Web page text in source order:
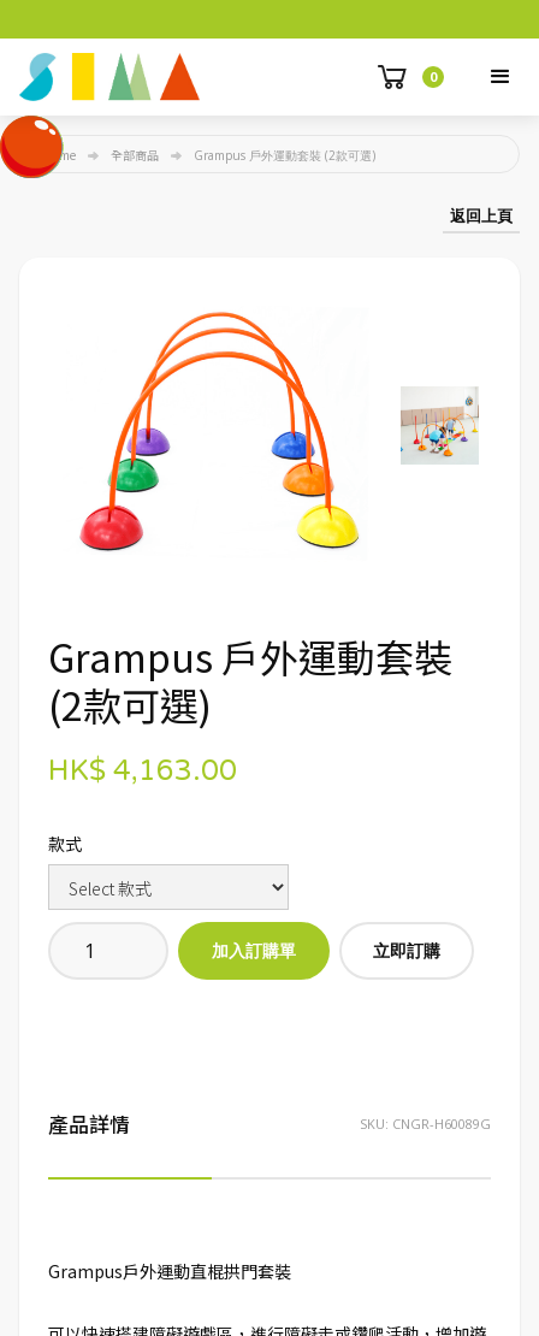
0
Home 全部商品 Grampus 戶外運動套裝 (2款可選)
返回上頁
Grampus 戶外運動套裝
(2款可選)
HK$ 4,163.00
款式
立即訂購
產品詳情 SKU: CNGR-H60089G
Grampus戶外運動直棍拱門套裝